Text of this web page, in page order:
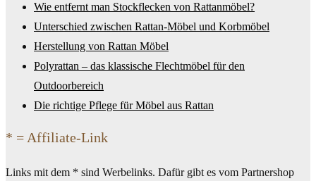
Wie entfernt man Stockflecken von Rattanmöbel?
Unterschied zwischen Rattan-Möbel und Korbmöbel
Herstellung von Rattan Möbel
Polyrattan – das klassische Flechtmöbel für den
Outdoorbereich
Die richtige Pflege für Möbel aus Rattan
* = Affiliate-Link
Links mit dem * sind Werbelinks. Dafür gibt es vom Partnershop